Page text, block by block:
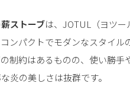
薪ストーブは、JOTUL（ヨツー
ンパクトでモダンなスタイル
制約はあるものの、使い勝手
炎の美しさは抜群です。